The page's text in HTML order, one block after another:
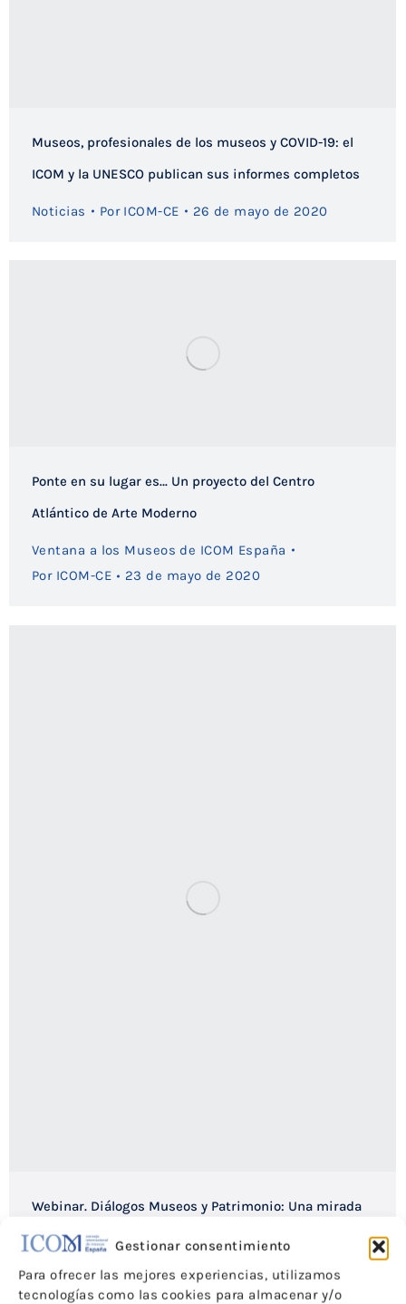
Gestionar consentimiento
Para ofrecer las mejores experiencias, utilizamos
tecnologías como las cookies para almacenar y/o
Museos, profesionales de los museos y COVID-19: el
ICOM y la UNESCO publican sus informes completos
Noticias Por ICOM-CE 26 de mayo de 2020
Ponte en su lugar es… Un proyecto del Centro
Atlántico de Arte Moderno
Ventana a los Museos de ICOM España
Por ICOM-CE 23 de mayo de 2020
Webinar. Diálogos Museos y Patrimonio: Una mirada
LGBTIQ+
Noticias Por ICOM-CE 19 de mayo de 2020